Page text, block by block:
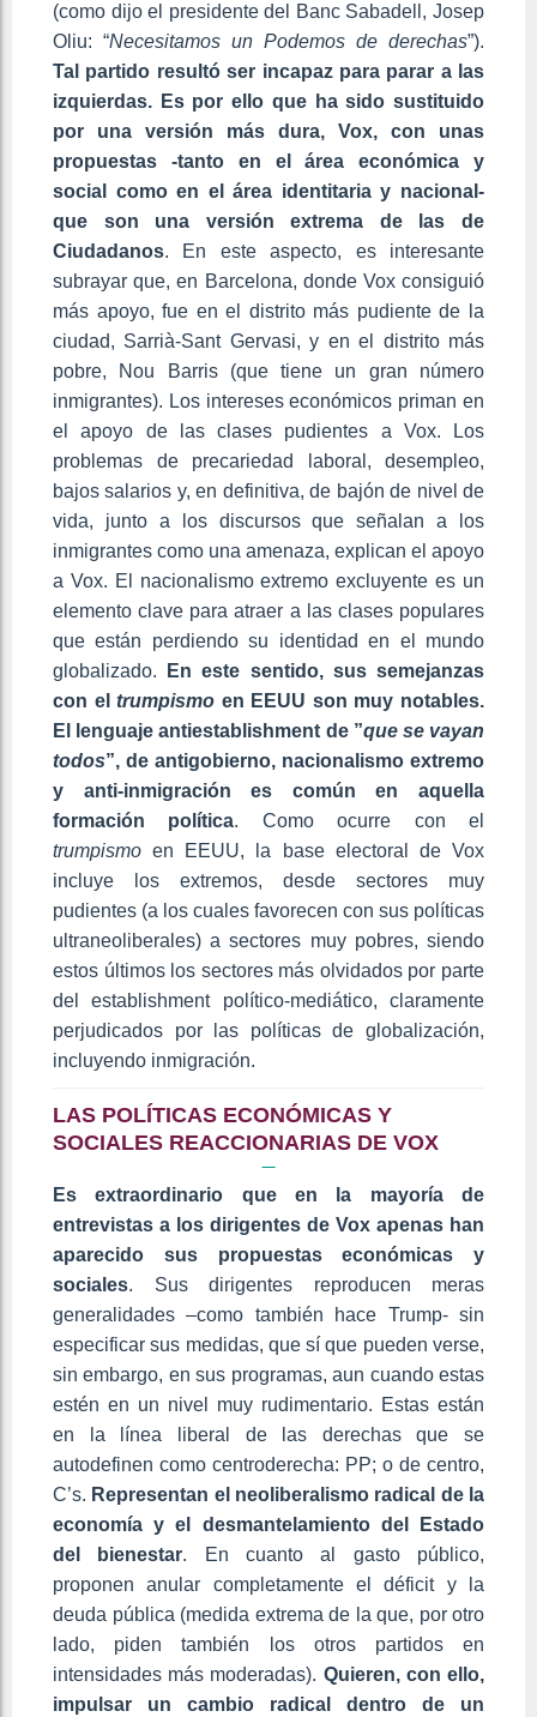
(como dijo el presidente del Banc Sabadell, Josep
Oliu: “Necesitamos un Podemos de derechas”).
Tal partido resultó ser incapaz para parar a las
izquierdas. Es por ello que ha sido sustituido
por una versión más dura, Vox, con unas
propuestas -tanto en el área económica y
social como en el área identitaria y nacional-
que son una versión extrema de las de
Ciudadanos. En este aspecto, es interesante
subrayar que, en Barcelona, donde Vox consiguió
más apoyo, fue en el distrito más pudiente de la
ciudad, Sarrià-Sant Gervasi, y en el distrito más
pobre, Nou Barris (que tiene un gran número
inmigrantes). Los intereses económicos priman en
el apoyo de las clases pudientes a Vox. Los
problemas de precariedad laboral, desempleo,
bajos salarios y, en definitiva, de bajón de nivel de
vida, junto a los discursos que señalan a los
inmigrantes como una amenaza, explican el apoyo
a Vox. El nacionalismo extremo excluyente es un
elemento clave para atraer a las clases populares
que están perdiendo su identidad en el mundo
globalizado.
En este sentido, sus semejanzas
con eltrumpismo en EEUU son muy notables.
El lenguaje antiestablishment de ”que se vayan
todos”, de antigobierno, nacionalismo extremo
y anti-inmigración es común en aquella
formación política. Como ocurre con el
trumpismo en EEUU, la base electoral de Vox
incluye los extremos, desde sectores muy
pudientes (a los cuales favorecen con sus políticas
ultraneoliberales) a sectores muy pobres, siendo
estos últimos los sectores más olvidados por parte
del establishment político-mediático, claramente
perjudicados por las políticas de globalización,
incluyendo inmigración.
LAS POLÍTICAS ECONÓMICAS Y
SOCIALES REACCIONARIAS DE VOX
Es extraordinario que en la mayoría de
entrevistas a los dirigentes de Vox apenas han
aparecido sus propuestas económicas y
sociales. Sus dirigentes reproducen meras
generalidades –como también hace Trump- sin
especificar sus medidas, que sí que pueden verse,
sin embargo, en sus programas, aun cuando estas
estén en un nivel muy rudimentario. Estas están
en la línea liberal de las derechas que se
autodefinen como centroderecha: PP; o de centro,
C’s. Representan el neoliberalismo radical de la
economía y el desmantelamiento del Estado
del bienestar. En cuanto al gasto público,
proponen anular completamente el déficit y la
deuda pública (medida extrema de la que, por otro
lado, piden también los otros partidos en
intensidades más moderadas). Quieren, con ello,
impulsar un cambio radical dentro de un